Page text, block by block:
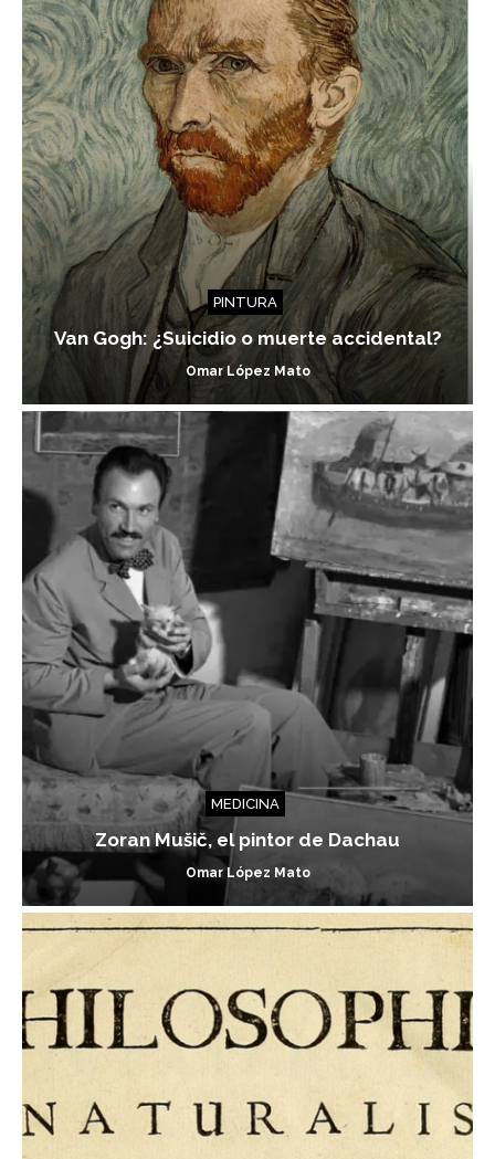
PINTURA
Van Gogh: ¿Suicidio o muerte accidental?
Omar López Mato
MEDICINA
Zoran Mušič, el pintor de Dachau
Omar López Mato